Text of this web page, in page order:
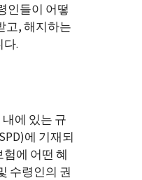
인들이 어떻
고, 해지하는
다.
내에 있는 규
에 기재되
험에 어떤 혜
수령인의 권